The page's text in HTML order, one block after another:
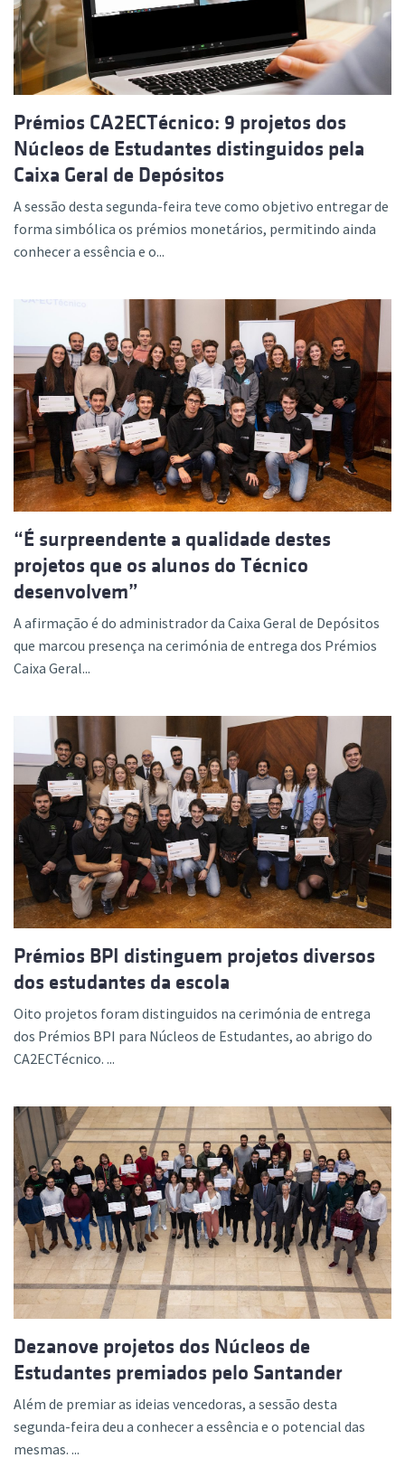
Prémios CA2ECTécnico: 9 projetos dos
Núcleos de Estudantes distinguidos pela
Caixa Geral de Depósitos
A sessão desta segunda-feira teve como objetivo entregar de
forma simbólica os prémios monetários, permitindo ainda
conhecer a essência e o...
“É surpreendente a qualidade destes
projetos que os alunos do Técnico
desenvolvem”
A afirmação é do administrador da Caixa Geral de Depósitos
que marcou presença na cerimónia de entrega dos Prémios
Caixa Geral...
Prémios BPI distinguem projetos diversos
dos estudantes da escola
Oito projetos foram distinguidos na cerimónia de entrega
dos Prémios BPI para Núcleos de Estudantes, ao abrigo do
CA2ECTécnico. ...
Dezanove projetos dos Núcleos de
Estudantes premiados pelo Santander
Além de premiar as ideias vencedoras, a sessão desta
segunda-feira deu a conhecer a essência e o potencial das
mesmas. ...